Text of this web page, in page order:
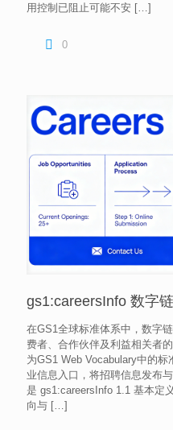
用控制已阻止可能不安 […]
0
gs1:careersInfo 数字
在GS1全球标准体系中，数字
费者、合作伙伴及利益相关者
为GS1 Web Vocabulary中的
业信息入口，将招聘信息发布
是 gs1:careersInfo 1.1 基本定
向与 […]